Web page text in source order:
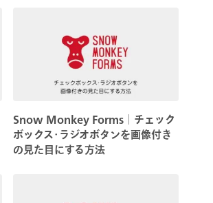
Snow Monkey Forms│チェック
ボックス･ラジオボタンを画像付き
の見た目にする方法